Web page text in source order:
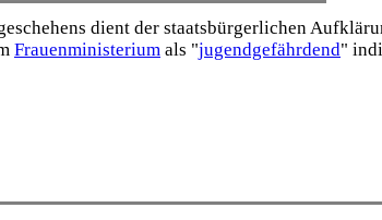
dient der staats­bürgerlichen
Frauen­ministerium als "jugend­gefährdend"